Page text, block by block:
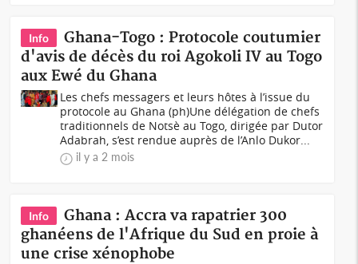
Info
Ghana-Togo : Protocole coutumier
d'avis de décès du roi Agokoli IV au Togo
aux Ewé du Ghana
Les chefs messagers et leurs hôtes à l’issue du
protocole au Ghana (ph)Une délégation de chefs
traditionnels de Notsè au Togo, dirigée par Dutor
Adabrah, s’est rendue auprès de l’Anlo Dukor...
il y a 2 mois
Info
Ghana : Accra va rapatrier 300
ghanéens de l'Afrique du Sud en proie à
une crise xénophobe